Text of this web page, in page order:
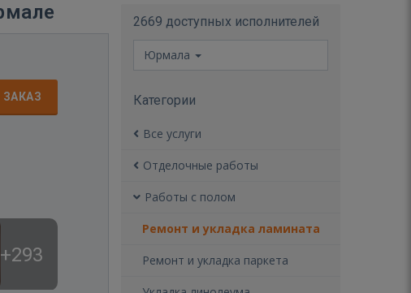
+293
2669 доступных исполнителей
Юрмала
Категории
Все услуги
Отделочные работы
Работы с полом
Ремонт и укладка ламината
Ремонт и укладка паркета